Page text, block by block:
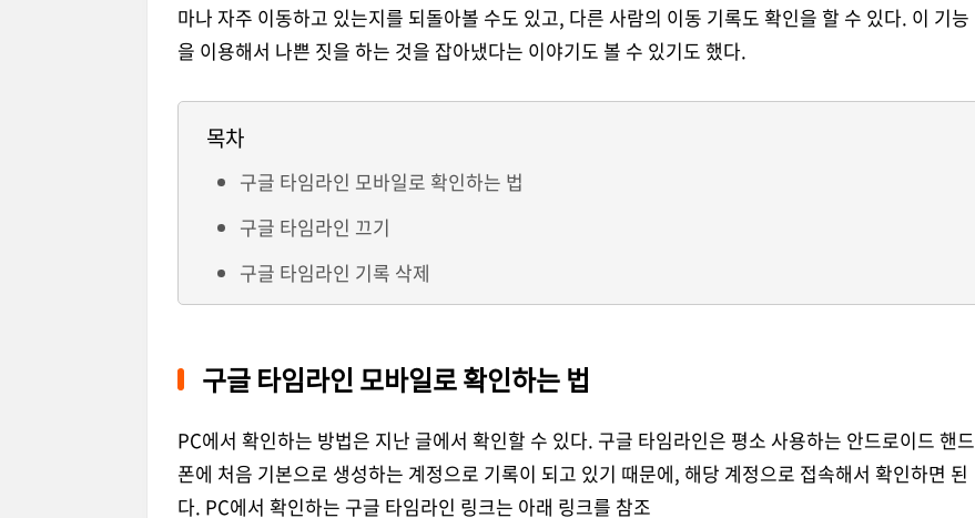
마나 자주 이동하고 있는지를 되돌아볼 수도 있고, 다른 사람의 이동 기록도 확인을 할 수 있다. 이 기능
을 이용해서 나쁜 짓을 하는 것을 잡아냈다는 이야기도 볼 수 있기도 했다.
목차
구글 타임라인 모바일로 확인하는 법
구글 타임라인 끄기
구글 타임라인 기록 삭제
구글 타임라인 모바일로 확인하는 법
PC에서 확인하는 방법은 지난 글에서 확인할 수 있다. 구글 타임라인은 평소 사용하는 안드로이드 핸드
폰에 처음 기본으로 생성하는 계정으로 기록이 되고 있기 때문에, 해당 계정으로 접속해서 확인하면 된
다. PC에서 확인하는 구글 타임라인 링크는 아래 링크를 참조